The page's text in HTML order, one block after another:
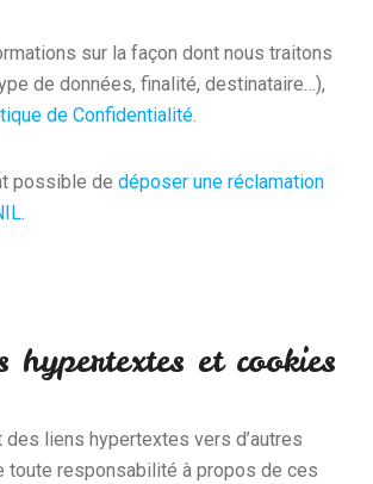
sur la façon dont nous traitons
de données, finalité, destinataire…),
de Confidentialité.
possible dedéposer une réclamation
.
hypertextes et cookies
des liens hypertextes vers d’autres
toute responsabilité à propos de ces